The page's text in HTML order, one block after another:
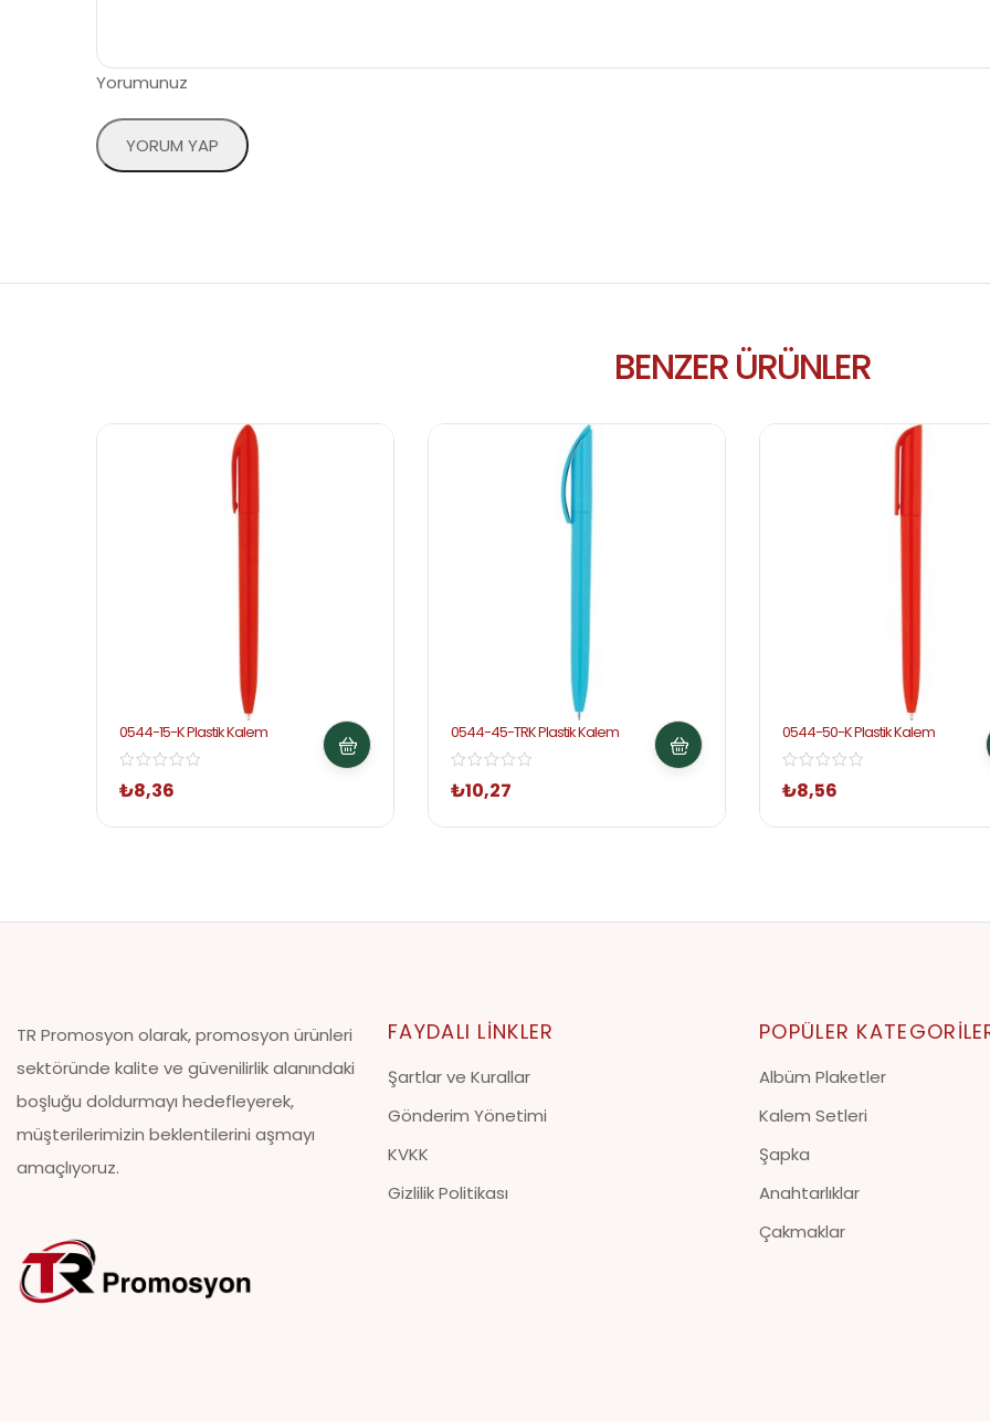
Yorumunuz
BENZER ÜRÜNLER
0544-15-K Plastik Kalem
₺8,36
0544-45-TRK Plastik Kalem
₺10,27
0544-50-K Plastik Kalem
₺8,56
TR Promosyon olarak, promosyon ürünleri
sektöründe kalite ve güvenilirlik alanındaki
boşluğu doldurmayı hedefleyerek,
müşterilerimizin beklentilerini aşmayı
amaçlıyoruz.
FAYDALI LINKLER
Şartlar ve Kurallar
Gönderim Yönetimi
KVKK
Gizlilik Politikası
POPÜLER
Albüm Plaketler
Kalem Setleri
Şapka
Anahtarlıklar
Çakmaklar